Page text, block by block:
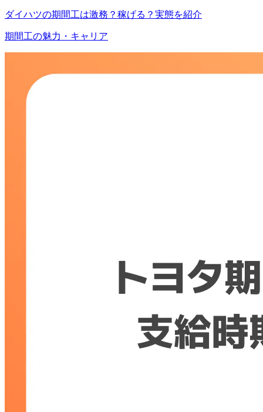
ダイハツの期間工は激務？稼げる？実態を紹介
期間工の魅力・キャリア